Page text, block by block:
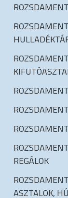
REGÁLOK
ASZTALOK,